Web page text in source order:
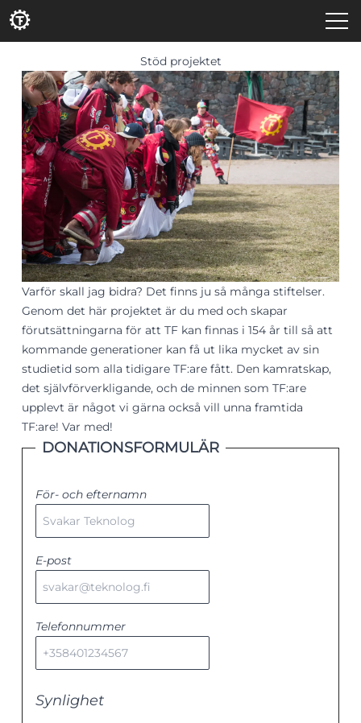
Stöd projektet
Varför skall jag bidra? Det finns ju så många stiftelser.
Genom det här projektet är du med och skapar
förutsättningarna för att TF kan finnas i 154 år till så att
kommande generationer kan få ut lika mycket av sin
studietid som alla tidigare TF:are fått. Den kamratskap,
det självförverkligande, och de minnen som TF:are
upplevt är något vi gärna också vill unna framtida
TF:are! Var med!
DONATIONSFORMULÄR
För- och efternamn
E-post
Telefonnummer
Synlighet